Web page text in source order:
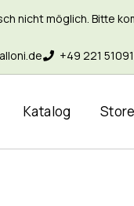
nicht möglich. Bitte
+49 221
Katalog Store